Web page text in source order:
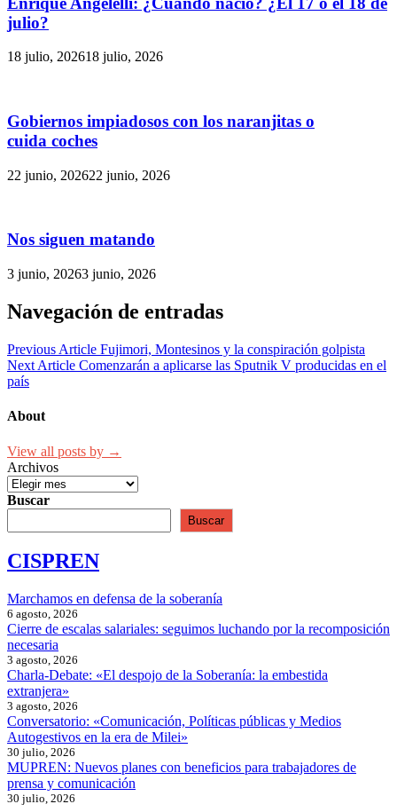
julio?
18 julio, 202618 julio, 2026
Gobiernos impiadosos con los naranjitas o
cuida coches
22 junio, 202622 junio, 2026
Nos siguen matando
3 junio, 20263 junio, 2026
Navegación de entradas
Previous Article Fujimori, Montesinos y la conspiración golpista
Next Article Comenzarán a aplicarse las Sputnik V producidas en el
país
About
View all posts by →
Archivos
Buscar
Buscar
CISPREN
Marchamos en defensa de la soberanía
6 agosto, 2026
Cierre de escalas salariales: seguimos luchando por la recomposición
necesaria
3 agosto, 2026
Charla-Debate: «El despojo de la Soberanía: la embestida
extranjera»
3 agosto, 2026
Conversatorio: «Comunicación, Políticas públicas y Medios
Autogestivos en la era de Milei»
30 julio, 2026
MUPREN: Nuevos planes con beneficios para trabajadores de
prensa y comunicación
30 julio, 2026